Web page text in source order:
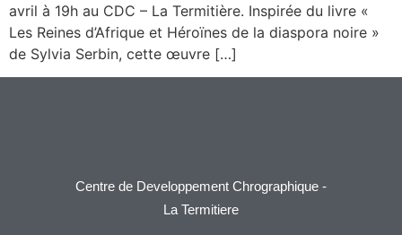
avril à 19h au CDC – La Termitière. Inspirée du livre «
Les Reines d’Afrique et Héroïnes de la diaspora noire »
de Sylvia Serbin, cette œuvre […]
Centre de Developpement Chrographique -
La Termitiere